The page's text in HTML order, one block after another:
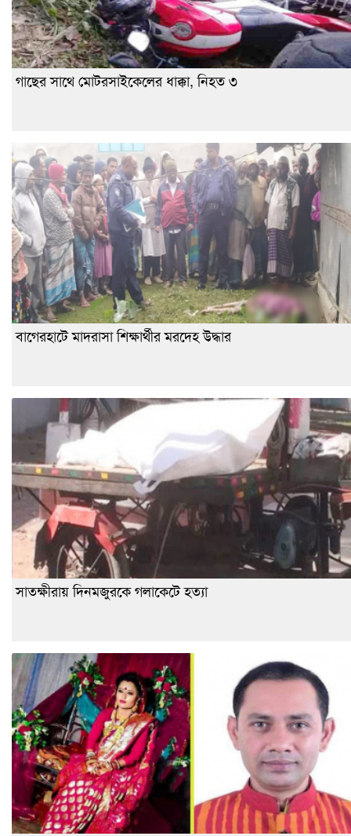
গাছের সাথে মোটরসাইকেলের ধাক্কা, নিহত ৩
বাগেরহাটে মাদরাসা শিক্ষার্থীর মরদেহ উদ্ধার
সাতক্ষীরায় দিনমজুরকে গলাকেটে হত্যা